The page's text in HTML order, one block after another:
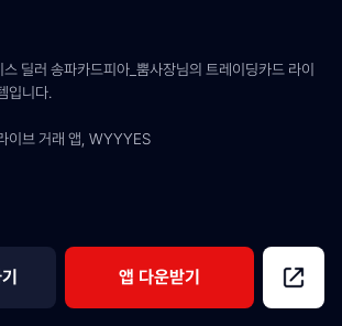
딜러 송파카드피아_뿜사장님의 트레이딩카드 라이
입니다.
이브 거래 앱, WYYYES
앱 다운받기